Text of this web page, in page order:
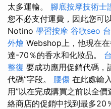
太多運輸。 腳底按摩技術士
您不必支付運費，因此您可
Notino 學習按摩 谷歌seo
外燴 Webshop上，他現在
達-70％的香水和化妝品。
整復 要成功應用促銷代碼，
代碼”字段。 腰傷 在此處輸
用”以在完成購買之前以全
絡商店的促銷中找到最多20